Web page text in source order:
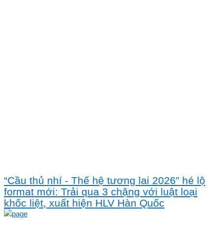
“Cầu thủ nhí - Thế hệ tương lai 2026” hé lộ
format mới: Trải qua 3 chặng với luật loại
khốc liệt, xuất hiện HLV Hàn Quốc